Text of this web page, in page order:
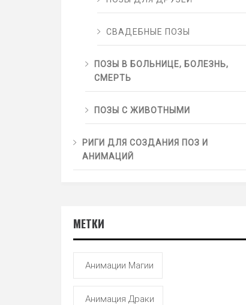
СВАДЕБНЫЕ ПОЗЫ
ПОЗЫ В БОЛЬНИЦЕ, БОЛЕЗНЬ,
СМЕРТЬ
ПОЗЫ С ЖИВОТНЫМИ
РИГИ ДЛЯ СОЗДАНИЯ ПОЗ И
АНИМАЦИЙ
МЕТКИ
Анимации Магии
Анимация Драки